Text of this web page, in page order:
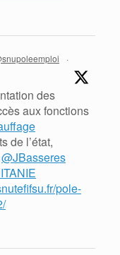
·
des
aux fonctions
de l’état,
@JBasseres
pole-